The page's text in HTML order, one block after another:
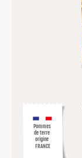
Pommes
de terre
origine
FRANCE